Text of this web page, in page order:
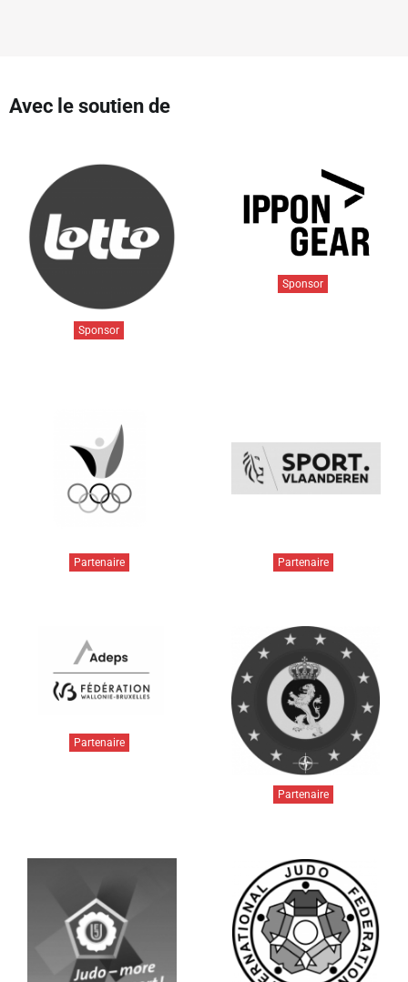
Avec le soutien de
Sponsor
Sponsor
Partenaire Partenaire
Partenaire
Partenaire